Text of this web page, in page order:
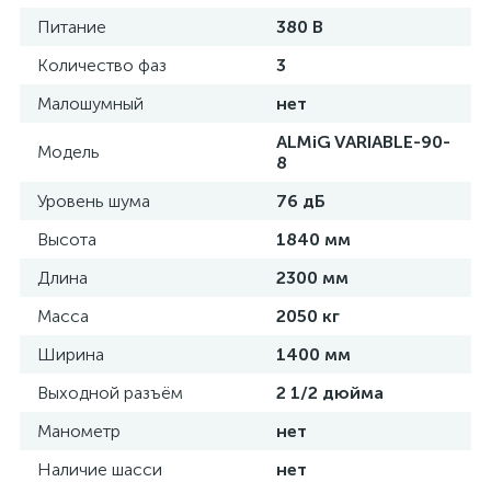
Питание
380 В
Количество фаз
3
Малошумный
нет
Модель
ALMiG VARIABLE-90-
8
Уровень шума
76 дБ
Высота
1840 мм
Длина
2300 мм
Масса
2050 кг
Ширина
1400 мм
Выходной разъём
2 1/2 дюйма
Манометр
нет
Наличие шасси
нет